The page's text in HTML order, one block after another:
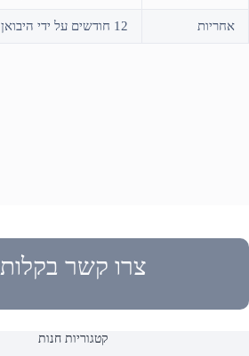
אחריות 12 חודשים על ידי היבואן "ארט סטודיו"
צרו קשר בקלות
קטגוריות חנות